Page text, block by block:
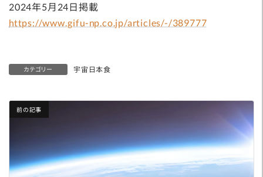
2024年5月24日掲載
https://www.gifu-np.co.jp/articles/-/389777
カテゴリー 宇宙日本食
前の記事